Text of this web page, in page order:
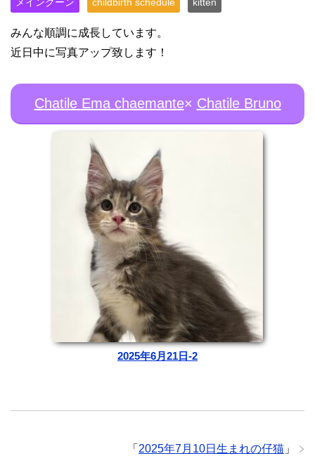
メインクーン childbirth schedule kitten
みんな順調に成長しています。
近日中に写真アップ致します！
Chatile Ema chaemante× Chatile Bruno
2025年6月21日-2
「 2025年7月10日生まれの仔猫 」